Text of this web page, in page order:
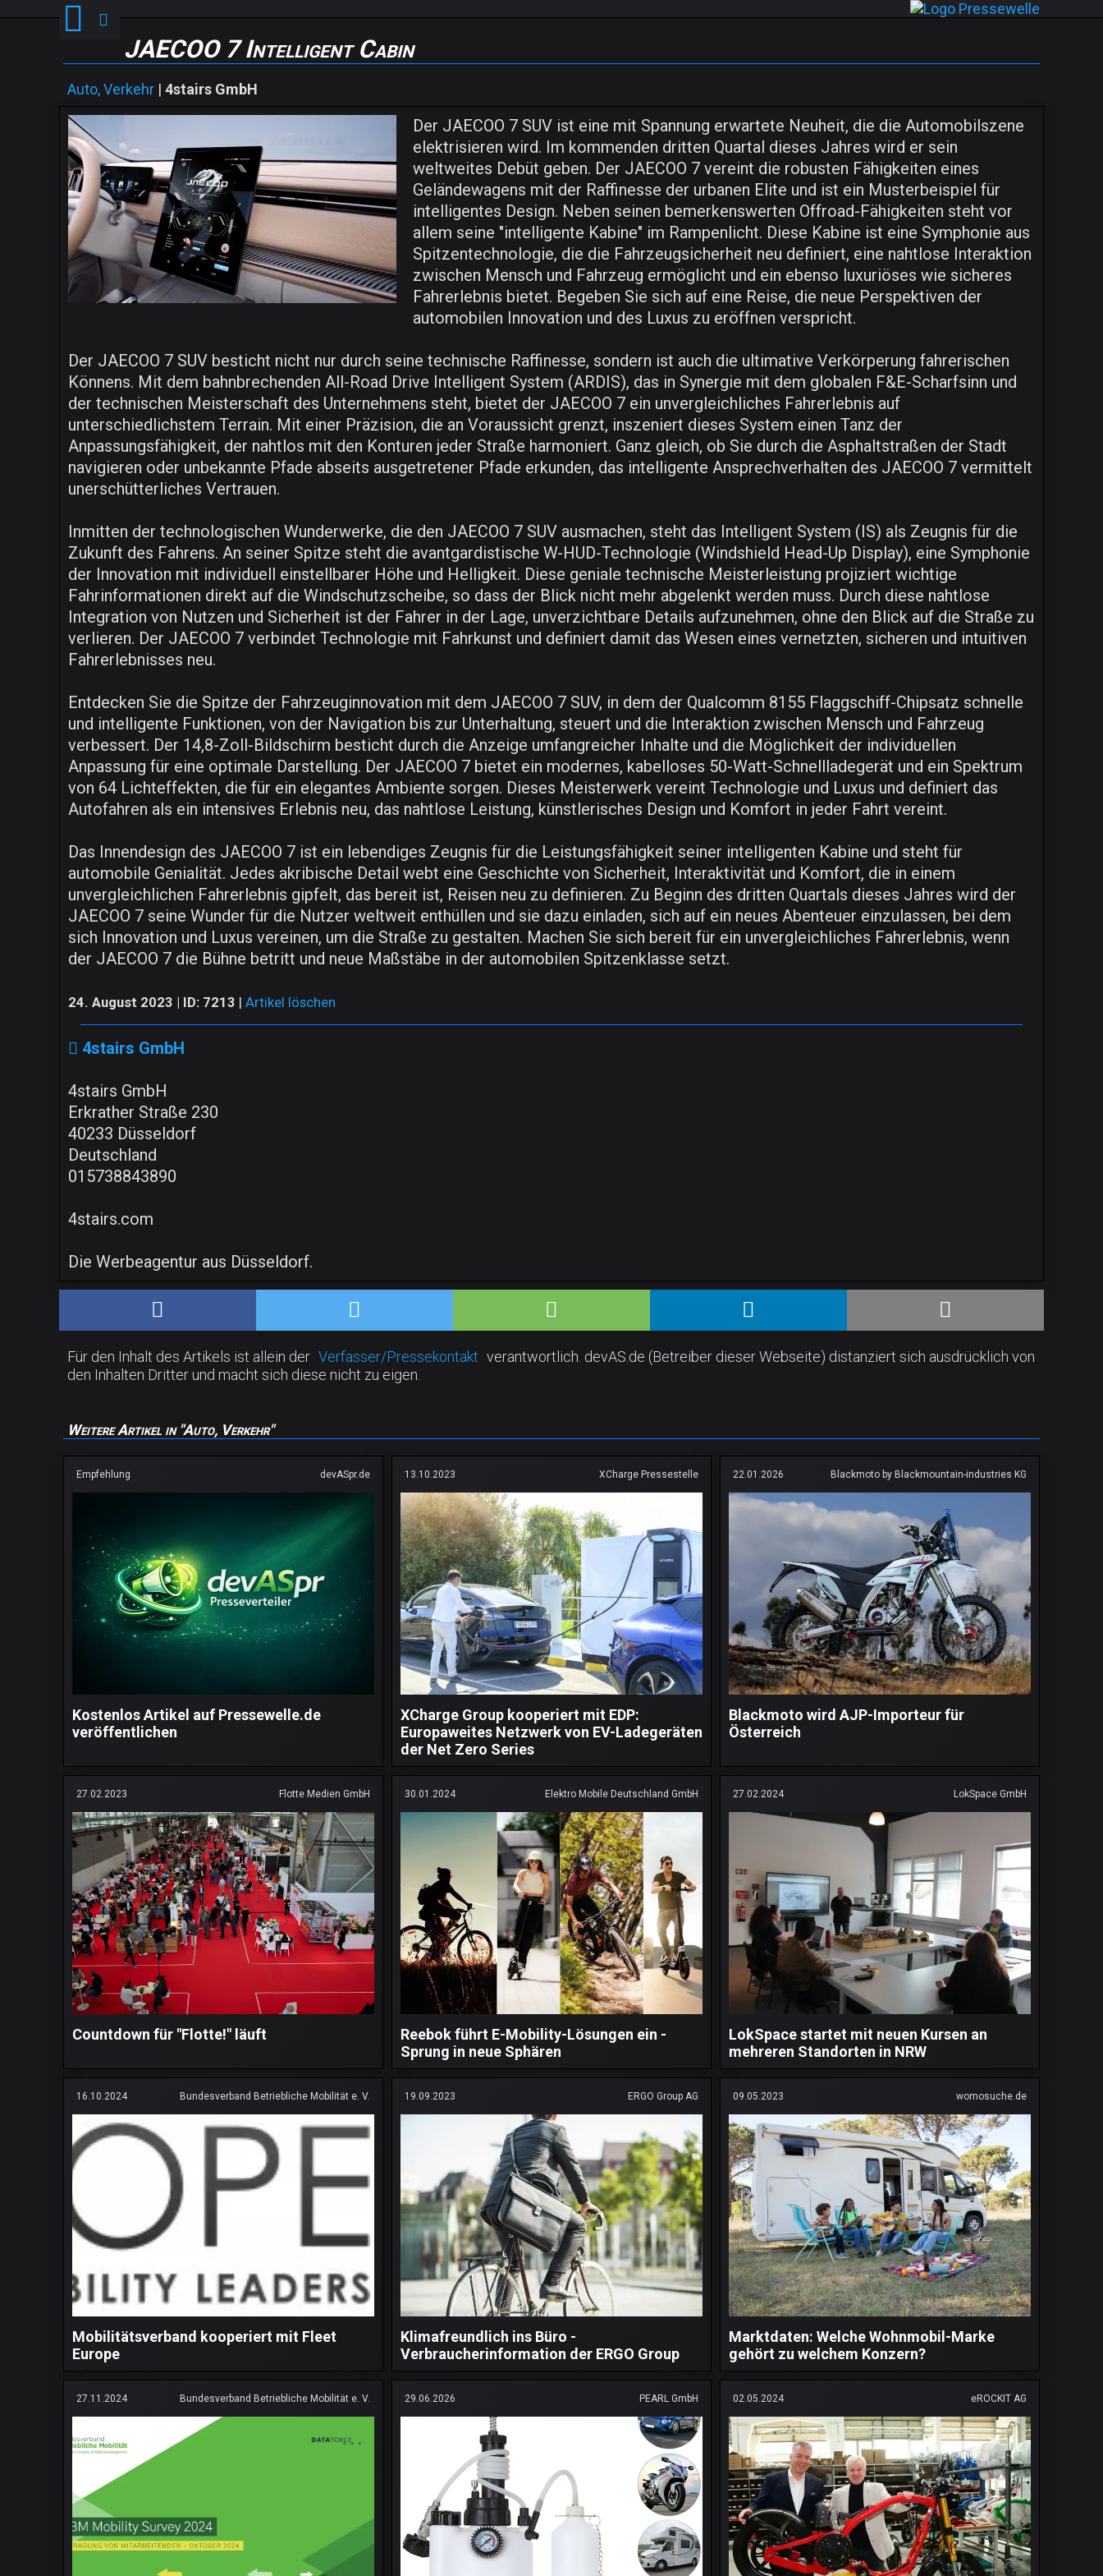
JAECOO 7 Intelligent Cabin
Auto, Verkehr | 4stairs GmbH
Der JAECOO 7 SUV ist eine mit Spannung erwartete Neuheit, die die Automobilszene
elektrisieren wird. Im kommenden dritten Quartal dieses Jahres wird er sein
weltweites Debüt geben. Der JAECOO 7 vereint die robusten Fähigkeiten eines
Geländewagens mit der Raffinesse der urbanen Elite und ist ein Musterbeispiel für
intelligentes Design. Neben seinen bemerkenswerten Offroad-Fähigkeiten steht vor
allem seine "intelligente Kabine" im Rampenlicht. Diese Kabine ist eine Symphonie aus
Spitzentechnologie, die die Fahrzeugsicherheit neu definiert, eine nahtlose Interaktion
zwischen Mensch und Fahrzeug ermöglicht und ein ebenso luxuriöses wie sicheres
Fahrerlebnis bietet. Begeben Sie sich auf eine Reise, die neue Perspektiven der
automobilen Innovation und des Luxus zu eröffnen verspricht.
Der JAECOO 7 SUV besticht nicht nur durch seine technische Raffinesse, sondern ist auch die ultimative Verkörperung fahrerischen
Könnens. Mit dem bahnbrechenden All-Road Drive Intelligent System (ARDIS), das in Synergie mit dem globalen F&E-Scharfsinn und
der technischen Meisterschaft des Unternehmens steht, bietet der JAECOO 7 ein unvergleichliches Fahrerlebnis auf
unterschiedlichstem Terrain. Mit einer Präzision, die an Voraussicht grenzt, inszeniert dieses System einen Tanz der
Anpassungsfähigkeit, der nahtlos mit den Konturen jeder Straße harmoniert. Ganz gleich, ob Sie durch die Asphaltstraßen der Stadt
navigieren oder unbekannte Pfade abseits ausgetretener Pfade erkunden, das intelligente Ansprechverhalten des JAECOO 7 vermittelt
unerschütterliches Vertrauen.
Inmitten der technologischen Wunderwerke, die den JAECOO 7 SUV ausmachen, steht das Intelligent System (IS) als Zeugnis für die
Zukunft des Fahrens. An seiner Spitze steht die avantgardistische W-HUD-Technologie (Windshield Head-Up Display), eine Symphonie
der Innovation mit individuell einstellbarer Höhe und Helligkeit. Diese geniale technische Meisterleistung projiziert wichtige
Fahrinformationen direkt auf die Windschutzscheibe, so dass der Blick nicht mehr abgelenkt werden muss. Durch diese nahtlose
Integration von Nutzen und Sicherheit ist der Fahrer in der Lage, unverzichtbare Details aufzunehmen, ohne den Blick auf die Straße zu
verlieren. Der JAECOO 7 verbindet Technologie mit Fahrkunst und definiert damit das Wesen eines vernetzten, sicheren und intuitiven
Fahrerlebnisses neu.
Entdecken Sie die Spitze der Fahrzeuginnovation mit dem JAECOO 7 SUV, in dem der Qualcomm 8155 Flaggschiff-Chipsatz schnelle
und intelligente Funktionen, von der Navigation bis zur Unterhaltung, steuert und die Interaktion zwischen Mensch und Fahrzeug
verbessert. Der 14,8-Zoll-Bildschirm besticht durch die Anzeige umfangreicher Inhalte und die Möglichkeit der individuellen
Anpassung für eine optimale Darstellung. Der JAECOO 7 bietet ein modernes, kabelloses 50-Watt-Schnellladegerät und ein Spektrum
von 64 Lichteffekten, die für ein elegantes Ambiente sorgen. Dieses Meisterwerk vereint Technologie und Luxus und definiert das
Autofahren als ein intensives Erlebnis neu, das nahtlose Leistung, künstlerisches Design und Komfort in jeder Fahrt vereint.
Das Innendesign des JAECOO 7 ist ein lebendiges Zeugnis für die Leistungsfähigkeit seiner intelligenten Kabine und steht für
automobile Genialität. Jedes akribische Detail webt eine Geschichte von Sicherheit, Interaktivität und Komfort, die in einem
unvergleichlichen Fahrerlebnis gipfelt, das bereit ist, Reisen neu zu definieren. Zu Beginn des dritten Quartals dieses Jahres wird der
JAECOO 7 seine Wunder für die Nutzer weltweit enthüllen und sie dazu einladen, sich auf ein neues Abenteuer einzulassen, bei dem
sich Innovation und Luxus vereinen, um die Straße zu gestalten. Machen Sie sich bereit für ein unvergleichliches Fahrerlebnis, wenn
der JAECOO 7 die Bühne betritt und neue Maßstäbe in der automobilen Spitzenklasse setzt.
24. August 2023 | ID: 7213 Artikel löschen
4stairs GmbH
4stairs GmbH
Erkrather Straße 230
40233 Düsseldorf
Deutschland
015738843890
4stairs.com
Die Werbeagentur aus Düsseldorf.
Für den Inhalt des Artikels ist allein der Verfasser/Pressekontakt verantwortlich. devAS.de (Betreiber dieser Webseite) distanziert sich ausdrücklich von
den Inhalten Dritter und macht sich diese nicht zu eigen.
Weitere Artikel in "Auto, Verkehr"
Empfehlung devASpr.de
Kostenlos Artikel auf Pressewelle.de
veröffentlichen
13.10.2023 XCharge Pressestelle
XCharge Group kooperiert mit EDP:
Europaweites Netzwerk von EV-Ladegeräten
der Net Zero Series
22.01.2026 Blackmoto by Blackmountain-industries KG
Blackmoto wird AJP-Importeur für
Österreich
27.02.2023 Flotte Medien GmbH
Countdown für "Flotte!" läuft
30.01.2024 Elektro Mobile Deutschland GmbH
Reebok führt E-Mobility-Lösungen ein -
Sprung in neue Sphären
27.02.2024 LokSpace GmbH
LokSpace startet mit neuen Kursen an
mehreren Standorten in NRW
16.10.2024 Bundesverband Betriebliche Mobilität e. V.
Mobilitätsverband kooperiert mit Fleet
Europe
19.09.2023 ERGO Group AG
Klimafreundlich ins Büro -
Verbraucherinformation der ERGO Group
09.05.2023 womosuche.de
Marktdaten: Welche Wohnmobil-Marke
gehört zu welchem Konzern?
27.11.2024 Bundesverband Betriebliche Mobilität e. V. 29.06.2026 PEARL GmbH 02.05.2024 eROCKIT AG